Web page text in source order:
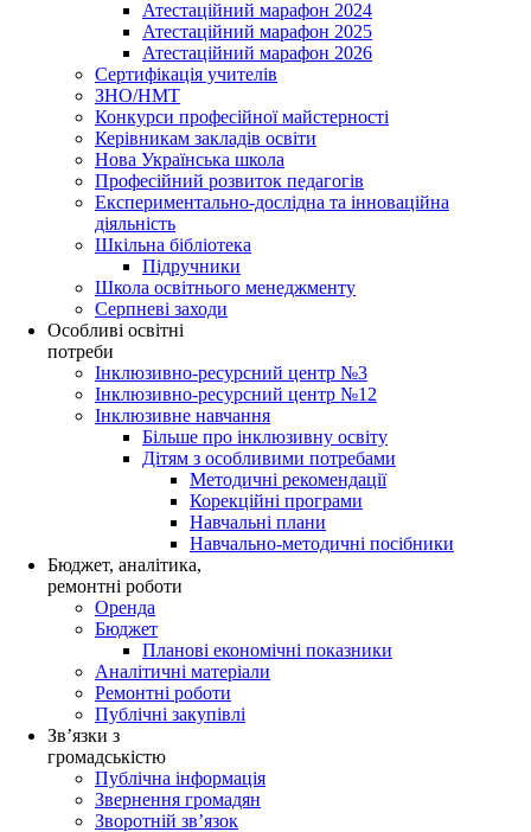
Атестаційний марафон 2024
Атестаційний марафон 2025
Атестаційний марафон 2026
Сертифікація учителів
ЗНО/НМТ
Конкурси професійної майстерності
Керівникам закладів освіти
Нова Українська школа
Професійний розвиток педагогів
Експериментально-дослідна та інноваційна
діяльність
Шкільна бібліотека
Підручники
Школа освітнього менеджменту
Серпневі заходи
Особливі освітні
потреби
Інклюзивно-ресурсний центр №3
Інклюзивно-ресурсний центр №12
Інклюзивне навчання
Більше про інклюзивну освіту
Дітям з особливими потребами
Методичні рекомендації
Корекційні програми
Навчальні плани
Навчально-методичні посібники
Бюджет, аналітика,
ремонтні роботи
Оренда
Бюджет
Планові економічні показники
Аналітичні матеріали
Ремонтні роботи
Публічні закупівлі
Зв’язки з
громадськістю
Публічна інформація
Звернення громадян
Зворотній зв’язок